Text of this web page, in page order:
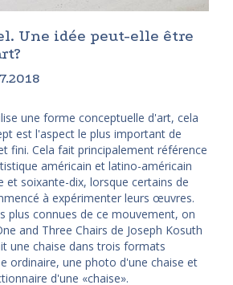
Une idée peut-elle être
une forme conceptuelle d'art, cela
est l'aspect le plus important de
fini. Cela fait principalement référence
américain et latino-américain
et soixante-dix, lorsque certains de
à expérimenter leurs œuvres.
plus connues de ce mouvement, on
and Three Chairs de Joseph Kosuth
une chaise dans trois formats
ordinaire, une photo d'une chaise et
d'une «chaise».